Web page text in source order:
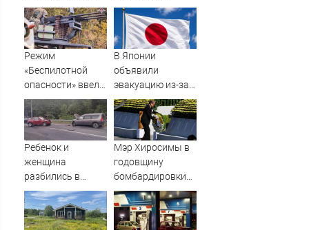
огневые группы
(ФОТО)
тротуар (ВИДЕО)
Режим
«Беспилотной
опасности» ввели
в Башкирии 6
августа
В Японии
объявили
эвакуацию из-за
приближения
мощного тайфуна
Ребенок и
женщина
разбились в
аварии в
Приладожье
Мэр Хиросимы в
годовщину
бомбардировки
ни разу не
упомянул США в
речи